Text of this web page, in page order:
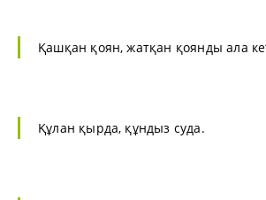
Қашқан қоян, жатқан қоянды ала
Құлан қырда, құндыз суда.